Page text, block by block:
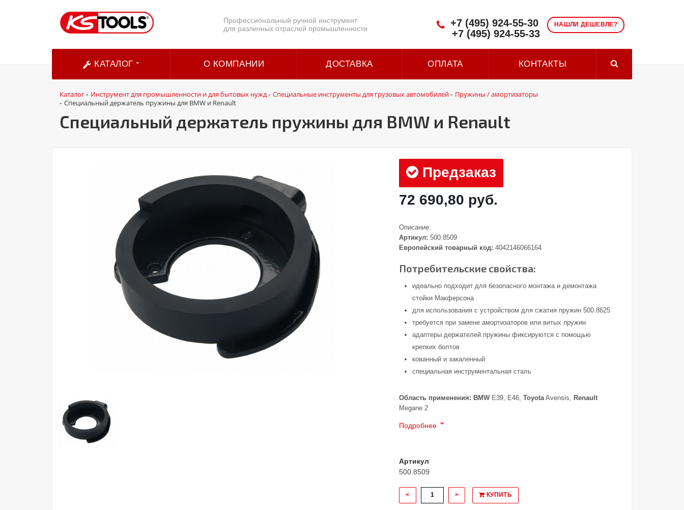
Профессиональный ручной инструмент
для различных отраслей промышленности
НАШЛИ ДЕШЕВЛЕ?
+7 (495) 924-55-30
+7 (495) 924-55-33
КАТАЛОГ О КОМПАНИИ ДОСТАВКА ОПЛАТА КОНТАКТЫ
Каталог- Инструмент для промышленности и для бытовых нужд- Специальные инструменты для грузовых автомобилей- Пружины / амортизаторы
- Специальный держатель пружины для BMW и Renault
Специальный держатель пружины для BMW и Renault
Предзаказ
72 690,80 руб.
Описание:
Артикул: 500.8509
Европейский товарный код: 4042146066164
Потребительские свойства:
идеально подходит для безопасного монтажа и демонтажа
стойки Макферсона
для использования с устройством для сжатия пружин 500.8625
требуется при замене амортизаторов или витых пружин
адаптеры держателей пружины фиксируются с помощью
крепких болтов
кованный и закаленный
специальная инструментальная сталь
Область применения: BMW E39, E46,ToyotaAvensis, Renault
Megane 2
Подробнее
Артикул
500.8509
< > КУПИТЬ